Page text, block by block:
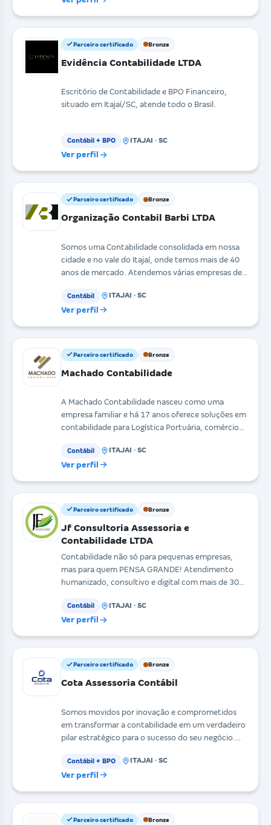
Parceiro certificado Bronze
Evidência Contabilidade LTDA
Escritório de Contabilidade e BPO Financeiro,
situado em Itajaí/SC, atende todo o Brasil.
Contábil + BPO ITAJAI · SC
Ver perfil
Parceiro certificado Bronze
Organização Contabil Barbi LTDA
Somos uma Contabilidade consolidada em nossa
cidade e no vale do Itajaí, onde temos mais de 40
anos de mercado. Atendemos várias empresas de
Contábil ITAJAI · SC
Ver perfil
Parceiro certificado Bronze
Machado Contabilidade
A Machado Contabilidade nasceu como uma
empresa familiar e há 17 anos oferece soluções em
contabilidade para Logística Portuária, comércio
Contábil ITAJAI · SC
Ver perfil
Parceiro certificado Bronze
Jf Consultoria Assessoria e
Contabilidade LTDA
Contabilidade não só para pequenas empresas,
mas para quem PENSA GRANDE! Atendimento
humanizado, consultivo e digital com mais de 30
Contábil ITAJAI · SC
Ver perfil
Parceiro certificado Bronze
Cota Assessoria Contábil
Somos movidos por inovação e comprometidos
em transformar a contabilidade em um verdadeiro
pilar estratégico para o sucesso do seu negócio.
Contábil + BPO ITAJAI · SC
Ver perfil
Parceiro certificado Bronze